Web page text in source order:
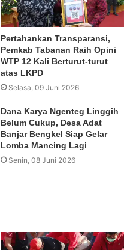
Pertahankan Transparansi,
Pemkab Tabanan Raih Opini
WTP 12 Kali Berturut-turut
atas LKPD
Selasa, 09 Juni 2026
Dana Karya Ngenteg Linggih
Belum Cukup, Desa Adat
Banjar Bengkel Siap Gelar
Lomba Mancing Lagi
Senin, 08 Juni 2026